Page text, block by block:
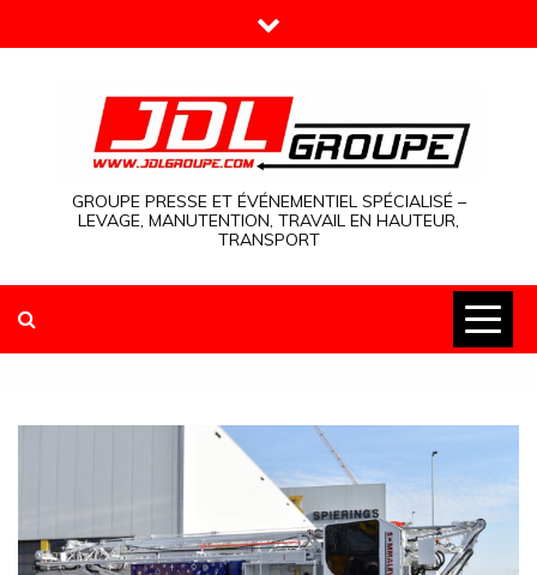
to
GROUPE PRESSE ET ÉVÉNEMENTIEL SPÉCIALISÉ –
LEVAGE, MANUTENTION, TRAVAIL EN HAUTEUR,
TRANSPORT